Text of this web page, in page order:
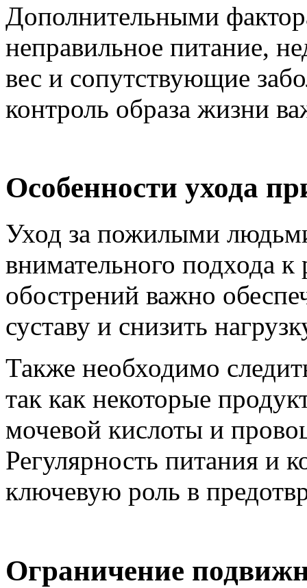
Дополнительными
неправильное питание,
вес и сопутствующие
контроль образа жизни
Особенности ухода
Уход за пожилыми
внимательного подхода
обострений важно
суставу и снизить
Также необходимо
так как некоторые
мочевой кислоты и
Регулярность питания и
ключевую роль в
Ограничение